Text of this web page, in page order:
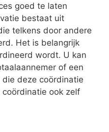
goed te laten
bestaat uit
telkens door andere
Het is belangrijk
wordt. U kan
of een
deze coördinatie
ook zelf